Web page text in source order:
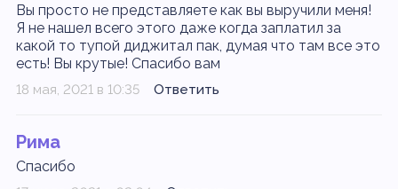
Вы просто не представляете как вы выручили меня!
Я не нашел всего этого даже когда заплатил за
какой то тупой диджитал пак, думая что там все это
есть! Вы крутые! Спасибо вам
18 мая, 2021 в 10:35 Ответить
Рима
Спасибо